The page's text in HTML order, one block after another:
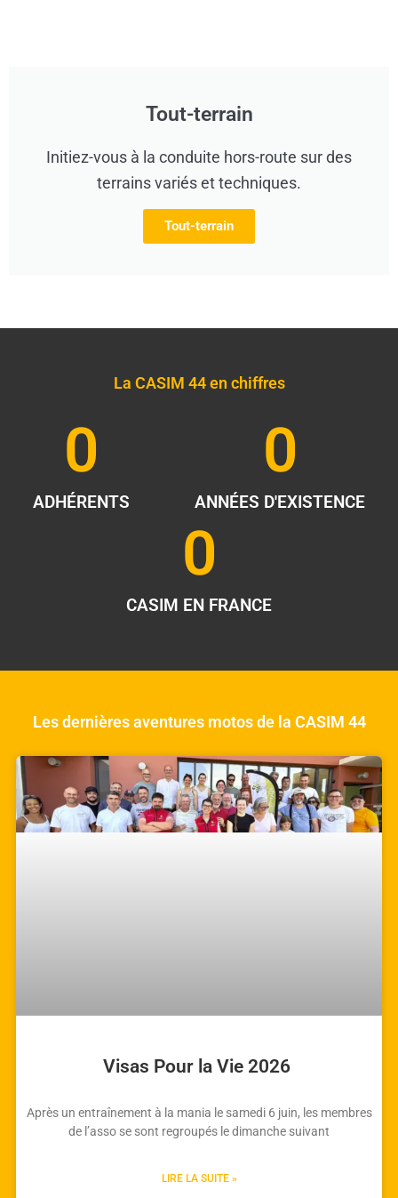
Tout-terrain
Initiez-vous à la conduite hors-route sur des
terrains variés et techniques.
Tout-terrain
La CASIM 44 en chiffres
ADHÉRENTS
0
ANNÉES D'EXISTENCE
0
CASIM EN FRANCE
0
Les dernières aventures motos de la CASIM 44
Visas Pour la Vie 2026
Après un entraînement à la mania le samedi 6 juin, les membres
de l’asso se sont regroupés le dimanche suivant
LIRE LA SUITE »